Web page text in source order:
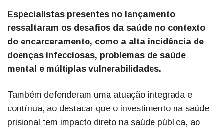
Especialistas presentes no lançamento
ressaltaram os desafios da saúde no contexto
do encarceramento, como a alta incidência de
doenças infecciosas, problemas de saúde
mental e múltiplas vulnerabilidades.
Também defenderam uma atuação integrada e
contínua, ao destacar que o investimento na saúde
prisional tem impacto direto na saúde pública, ao